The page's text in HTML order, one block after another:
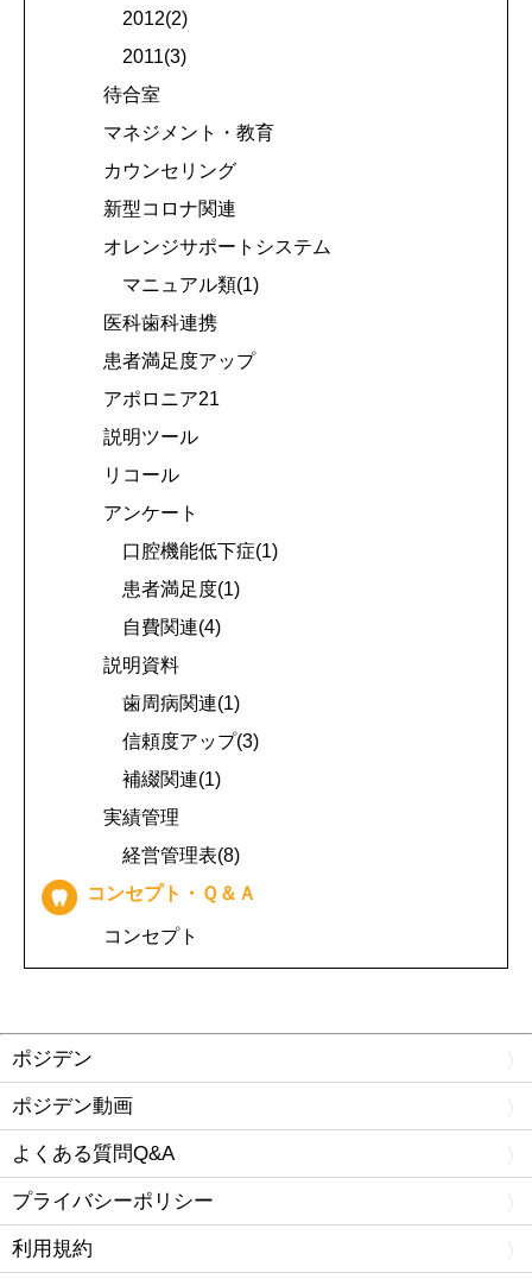
2012(2)
2011(3)
待合室
マネジメント・教育
カウンセリング
新型コロナ関連
オレンジサポートシステム
マニュアル類(1)
医科歯科連携
患者満足度アップ
アポロニア21
説明ツール
リコール
アンケート
口腔機能低下症(1)
患者満足度(1)
自費関連(4)
説明資料
歯周病関連(1)
信頼度アップ(3)
補綴関連(1)
実績管理
経営管理表(8)
コンセプト・Ｑ＆Ａ
コンセプト
ポジデン
ポジデン動画
よくある質問Q&A
プライバシーポリシー
利用規約